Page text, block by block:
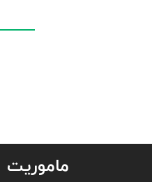
ماموریت